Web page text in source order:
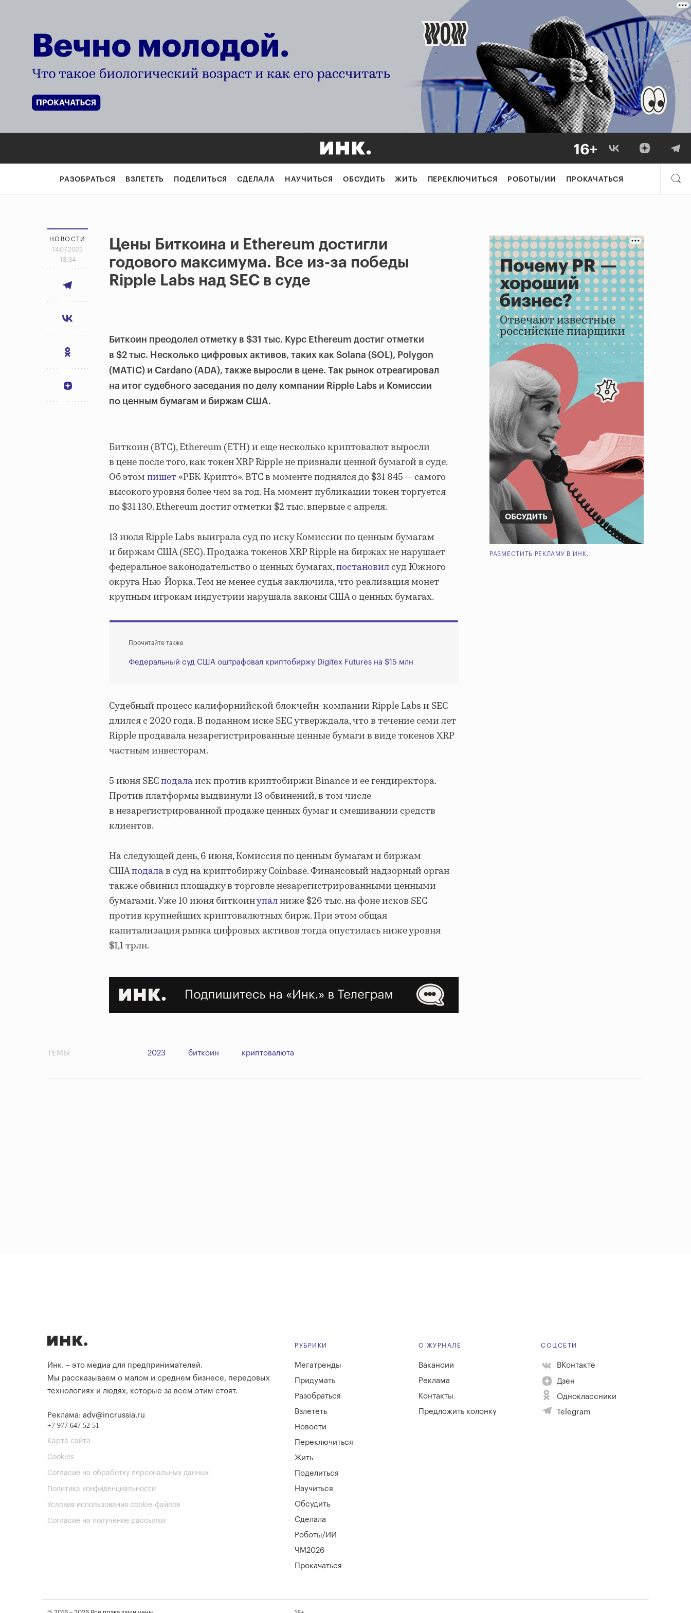
РАЗОБРАТЬСЯ ВЗЛЕТЕТЬ ПОДЕЛИТЬСЯ СДЕЛАЛА НАУЧИТЬСЯ ОБСУДИТЬ ЖИТЬ ПЕРЕКЛЮЧИТЬСЯ РОБОТЫ/ИИ ПРОКАЧАТЬСЯ
НОВОСТИ
14.07.2023
13:34
Цены Биткоина и Ethereum достигли
годового максимума. Все из-за победы
Ripple Labs над SEC в суде
Биткоин преодолел отметку в $31 тыс. Курс Ethereum достиг отметки
в $2 тыс. Несколько цифровых активов, таких как Solana (SOL), Polygon
(MATIC) и Cardano (ADA), также выросли в цене. Так рынок отреагировал
на итог судебного заседания по делу компании Ripple Labs и Комиссии
по ценным бумагам и биржам США.
Биткоин (BTC), Ethereum (ETH) и еще несколько криптовалют выросли
в цене после того, как токен XRP Ripple не признали ценной бумагой в суде.
Об этомпишет«РБК-Крипто». BTC в моменте поднялся до $31 845 — самого
высокого уровня более чем за год. На момент публикации токен торгуется
по $31 130. Ethereum достиг отметки $2 тыс. впервые с апреля.
13 июля Ripple Labs выиграла суд по иску Комиссии по ценным бумагам
и биржам США (SEC). Продажа токенов XRP Ripple на биржах не нарушает
федеральное законодательство о ценных бумагах,постановилсуд Южного
округа Нью-Йорка. Тем не менее судья заключила, что реализация монет
крупным игрокам индустрии нарушала законы США о ценных бумагах.
Прочитайте также
Федеральный суд США оштрафовал криптобиржу Digitex Futures на $15 млн
Судебный процесс калифорнийской блокчейн-компании Ripple Labs и SEC
длился с 2020 года. В поданном иске SEC утверждала, что в течение семи лет
Ripple продавала незарегистрированные ценные бумаги в виде токенов XRP
частным инвесторам.
5 июня SECподалаиск против криптобиржи Binance и ее гендиректора.
Против платформы выдвинули 13 обвинений, в том числе
в незарегистрированной продаже ценных бумаг и смешивании средств
клиентов.
На следующей день, 6 июня, Комиссия по ценным бумагам и биржам
СШАподалав суд на криптобиржу Coinbase. Финансовый надзорный орган
также обвинил площадку в торговле незарегистрированными ценными
бумагами. Уже 10 июня биткоинупалниже $26 тыс. на фоне исков SEC
против крупнейших криптовалютных бирж. При этом общая
капитализация рынка цифровых активов тогда опустилась ниже уровня
$1,1 трлн.
РАЗМЕСТИТЬ РЕКЛАМУ В ИНК.
ТЕМЫ 2023 биткоин криптовалюта
Инк. – это медиа для предпринимателей.
Мы рассказываем о малом и среднем бизнесе, передовых
технологиях и людях, которые за всем этим стоят.
Реклама: adv@incrussia.ru
+7 977 647 52 51
Карта сайта
Cookies
Согласие на обработку персональных данных
Политика конфиденциальности
Условия использования cookie-файлов
Согласие на получение рассылки
РУБРИКИ
Мегатренды
Придумать
Разобраться
Взлететь
Новости
Переключиться
Жить
Поделиться
Научиться
Обсудить
Сделала
Роботы/ИИ
ЧМ2026
Прокачаться
О ЖУРНАЛЕ
Вакансии
Реклама
Контакты
Предложить колонку
СОЦСЕТИ
ВКонтакте
Дзен
Одноклассники
Telegram